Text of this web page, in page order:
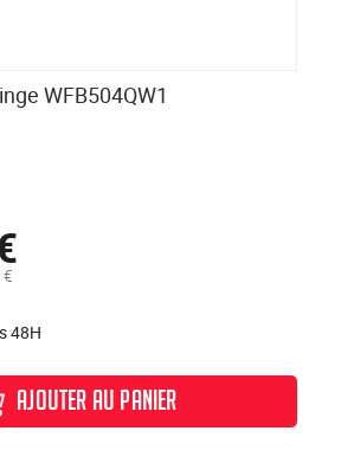
WFB504QW1
48H
AJOUTER AU PANIER